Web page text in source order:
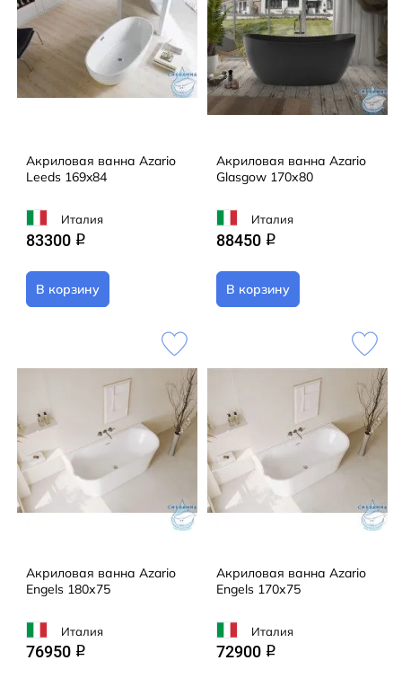
Акриловая ванна Azario
Leeds 169x84
Италия
83300 q
В корзину
Акриловая ванна Azario
Glasgow 170х80
Италия
88450 q
В корзину
Акриловая ванна Azario
Engels 180х75
Италия
76950 q
Акриловая ванна Azario
Engels 170х75
Италия
72900 q